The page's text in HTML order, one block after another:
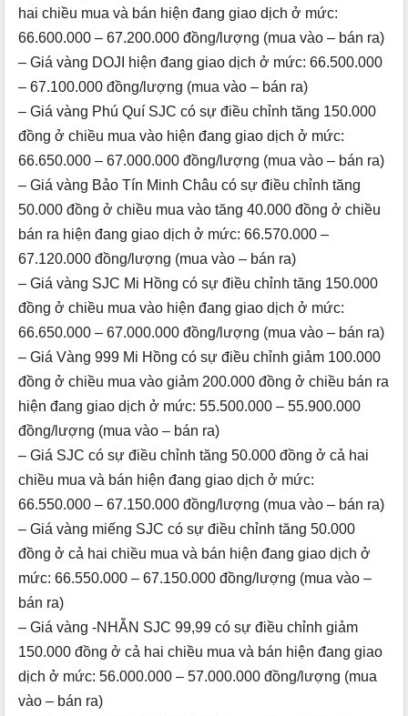
hai chiều mua và bán hiện đang giao dịch ở mức:
66.600.000 – 67.200.000 đồng/lượng (mua vào – bán ra)
– Giá vàng DOJI hiện đang giao dịch ở mức: 66.500.000
– 67.100.000 đồng/lượng (mua vào – bán ra)
– Giá vàng Phú Quí SJC có sự điều chỉnh tăng 150.000
đồng ở chiều mua vào hiện đang giao dịch ở mức:
66.650.000 – 67.000.000 đồng/lượng (mua vào – bán ra)
– Giá vàng Bảo Tín Minh Châu có sự điều chỉnh tăng
50.000 đồng ở chiều mua vào tăng 40.000 đồng ở chiều
bán ra hiện đang giao dịch ở mức: 66.570.000 –
67.120.000 đồng/lượng (mua vào – bán ra)
– Giá vàng SJC Mi Hồng có sự điều chỉnh tăng 150.000
đồng ở chiều mua vào hiện đang giao dịch ở mức:
66.650.000 – 67.000.000 đồng/lượng (mua vào – bán ra)
– Giá Vàng 999 Mi Hồng có sự điều chỉnh giảm 100.000
đồng ở chiều mua vào giảm 200.000 đồng ở chiều bán ra
hiện đang giao dịch ở mức: 55.500.000 – 55.900.000
đồng/lượng (mua vào – bán ra)
– Giá SJC có sự điều chỉnh tăng 50.000 đồng ở cả hai
chiều mua và bán hiện đang giao dịch ở mức:
66.550.000 – 67.150.000 đồng/lượng (mua vào – bán ra)
– Giá vàng miếng SJC có sự điều chỉnh tăng 50.000
đồng ở cả hai chiều mua và bán hiện đang giao dịch ở
mức: 66.550.000 – 67.150.000 đồng/lượng (mua vào –
bán ra)
– Giá vàng -NHẪN SJC 99,99 có sự điều chỉnh giảm
150.000 đồng ở cả hai chiều mua và bán hiện đang giao
dịch ở mức: 56.000.000 – 57.000.000 đồng/lượng (mua
vào – bán ra)